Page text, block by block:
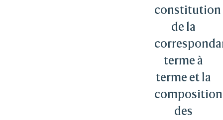
constitution
de la
terme à
terme et la
composition
des